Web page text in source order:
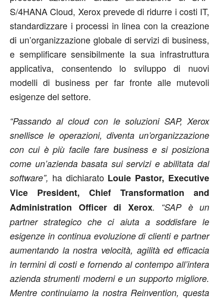
S/4HANA Cloud, Xerox prevede di ridurre i costi IT,
standardizzare i processi in linea con la creazione
di un’organizzazione globale di servizi di business,
e semplificare sensibilmente la sua infrastruttura
applicativa, consentendo lo sviluppo di nuovi
modelli di business per far fronte alle mutevoli
esigenze del settore.
“Passando al cloud con le soluzioni SAP, Xerox
snellisce le operazioni, diventa un’organizzazione
con cui è più facile fare business e si posiziona
come un’azienda basata sui servizi e abilitata dal
software”, ha dichiarato Louie Pastor, Executive
Vice President, Chief Transformation and
Administration Officer di Xerox. “SAP è un
partner strategico che ci aiuta a soddisfare le
esigenze in continua evoluzione di clienti e partner
aumentando la nostra velocità, agilità ed efficacia
in termini di costi e fornendo al contempo all’intera
azienda strumenti moderni e un supporto migliore.
Mentre continuiamo la nostra Reinvention, questa